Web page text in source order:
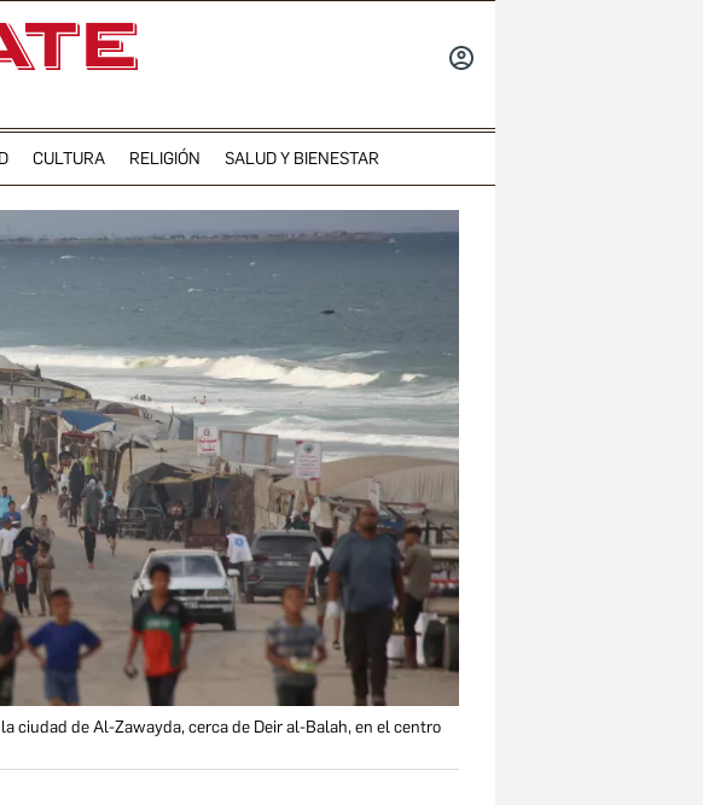
CULTURA RELIGIÓN SALUD Y BIENESTAR
ciudad de Al-Zawayda, cerca de Deir al-Balah, en el centro